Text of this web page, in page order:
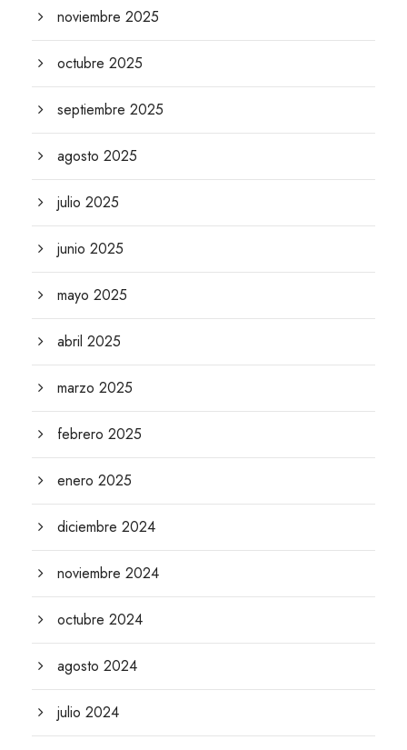
noviembre 2025
octubre 2025
septiembre 2025
agosto 2025
julio 2025
junio 2025
mayo 2025
abril 2025
marzo 2025
febrero 2025
enero 2025
diciembre 2024
noviembre 2024
octubre 2024
agosto 2024
julio 2024